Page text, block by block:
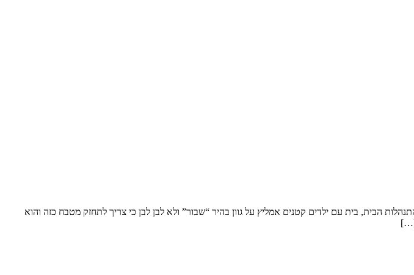
הבית, בית עם ילדים קטנים אמליץ על גוון בהיר “שבור” ולא לבן לבן כי צריך לתחזק מטבח כזה והוא
[…]